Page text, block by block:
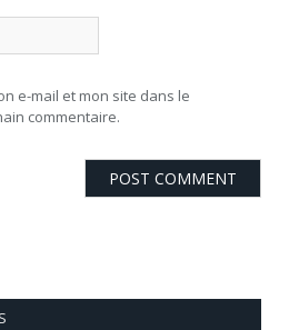
e-mail et mon site dans le
commentaire.